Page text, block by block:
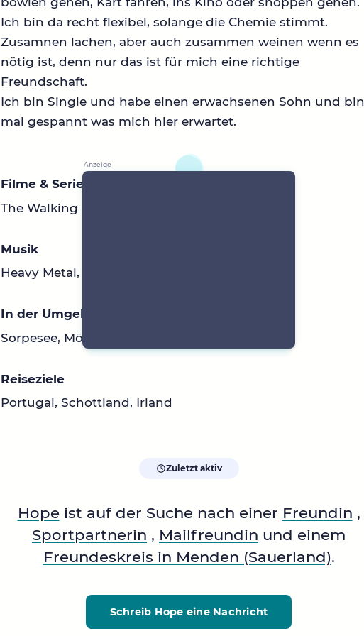
Ich bin da recht flexibel, solange die Chemie stimmt.
Zusamnen lachen, aber auch zusammen weinen wenn es
nötig ist, denn nur das ist für mich eine richtige
Freundschaft.
Ich bin Single und habe einen erwachsenen Sohn und bin
mal gespannt was mich hier erwartet.
Filme & Serien
The Walking Dead, Ghostrider, The Witcher
Musik
Heavy Metal, Phonk
In der Umgebung
Sorpesee, Möhnesee
Reiseziele
Portugal, Schottland, Irland
Zuletzt aktiv
Hope ist auf der Suche nach einer Freundin ,
Sportpartnerin , Mailfreundin und einem
Freundeskreis in Menden (Sauerland).
Schreib Hope eine Nachricht